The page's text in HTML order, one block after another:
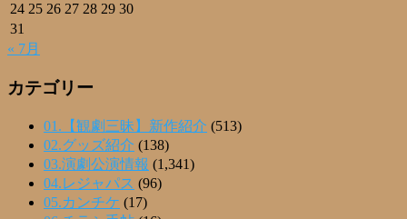
24 25 26 27 28 29 30
31
« 7月
カテゴリー
01.【観劇三昧】新作紹介 (513)
02.グッズ紹介 (138)
03.演劇公演情報 (1,341)
04.レジャパス (96)
05.カンチケ (17)